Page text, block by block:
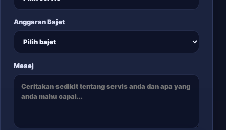
Anggaran Bajet
Mesej